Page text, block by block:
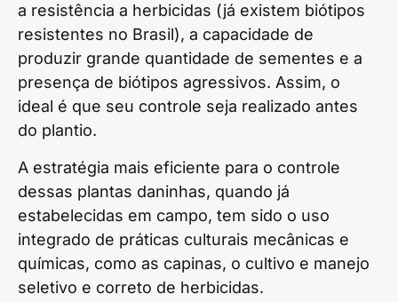
a resistência a herbicidas (já existem biótipos
resistentes no Brasil), a capacidade de
produzir grande quantidade de sementes e a
presença de biótipos agressivos. Assim, o
ideal é que seu controle seja realizado antes
do plantio.
A estratégia mais eficiente para o controle
dessas plantas daninhas, quando já
estabelecidas em campo, tem sido o uso
integrado de práticas culturais mecânicas e
químicas, como as capinas, o cultivo e manejo
seletivo e correto de herbicidas.